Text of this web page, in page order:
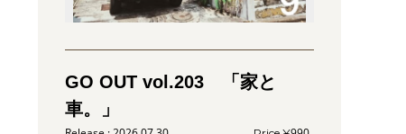
GO OUT vol.203 「家と
車。」